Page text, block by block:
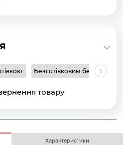
Безготівковим без ПДВ
товару
Характеристики